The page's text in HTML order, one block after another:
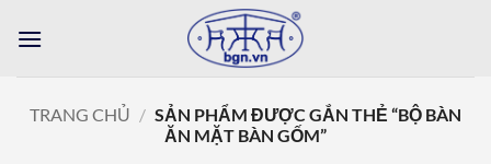
qua
TRANG CHỦ / SẢN PHẨM ĐƯỢC GẮN THẺ “BỘ BÀN
ĂN MẶT BÀN GỐM”